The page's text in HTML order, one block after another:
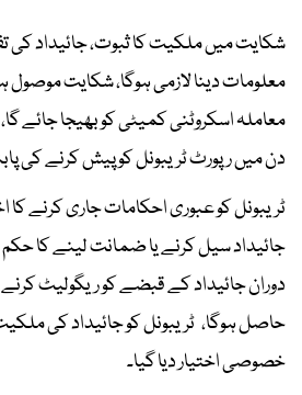
شکایت میں ملکیت کا ثبوت، جائیداد کی
معلومات دینا لازمی ہوگا، شکایت
معاملہ اسکروٹنی کمیٹی کو بھیجا جائے
دن میں رپورٹ ٹریبونل کو پیش کرنے کی
ٹریبونل کو عبوری احکامات جاری کرنے کا
جائیداد سیل کرنے یا ضمانت لینے کا
دوران جائیداد کے قبضے کو ریگولیٹ کرنے
حاصل ہوگا، ٹریبونل کو جائیداد کی
خصوصی اختیار دیا گیا۔